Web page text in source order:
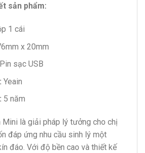
sản phẩm:
1 cái
x 20mm
Pin sạc USB
Yeain
5 năm
Mini là giải pháp lý tưởng cho chị
đáp ứng nhu cầu sinh lý một
đáo. Với độ bền cao và thiết kế